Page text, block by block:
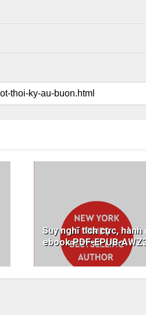
Suy nghĩ tích cực,
ebook PDF-EPUB-